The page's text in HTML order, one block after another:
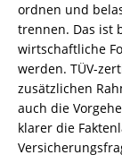
ordnen und
trennen. Das ist
wirtschaftliche
werden. TÜV-
zusätzlichen
auch die
klarer die